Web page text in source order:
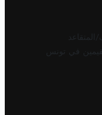
في تونس